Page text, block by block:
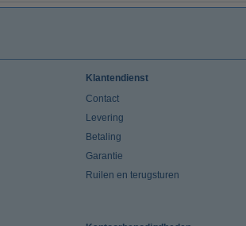
Klantendienst
Contact
Levering
Betaling
Garantie
Ruilen en terugsturen